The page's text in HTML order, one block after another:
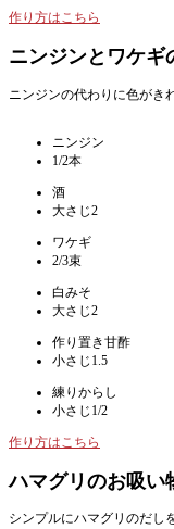
作り方はこちら
ニンジンとワケギ
ニンジンの代わりに色がき
ニンジン
1/2本
酒
大さじ2
ワケギ
2/3束
白みそ
大さじ2
作り置き甘酢
小さじ1.5
練りからし
小さじ1/2
作り方はこちら
ハマグリのお吸い
シンプルにハマグリのだし